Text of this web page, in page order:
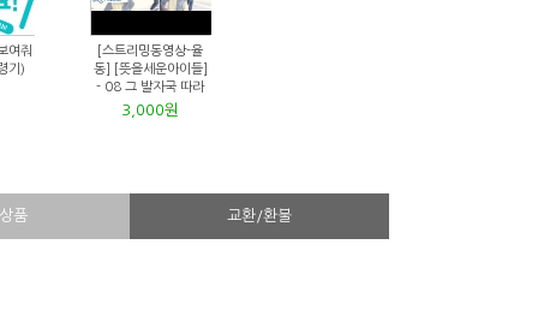
여줘
기)
[스트리밍동영상-율
동] [뜻을세운아이들]
- 08 그 발자국 따라
3,000원
품 교환/환불